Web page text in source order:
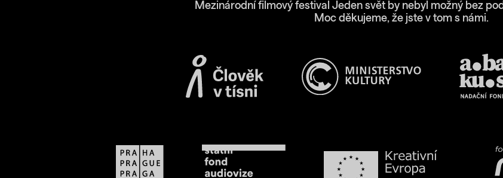
Mezinárodní filmový festival Jeden svět by nebyl možný bez
Moc děkujeme, že jste v tom s námi.